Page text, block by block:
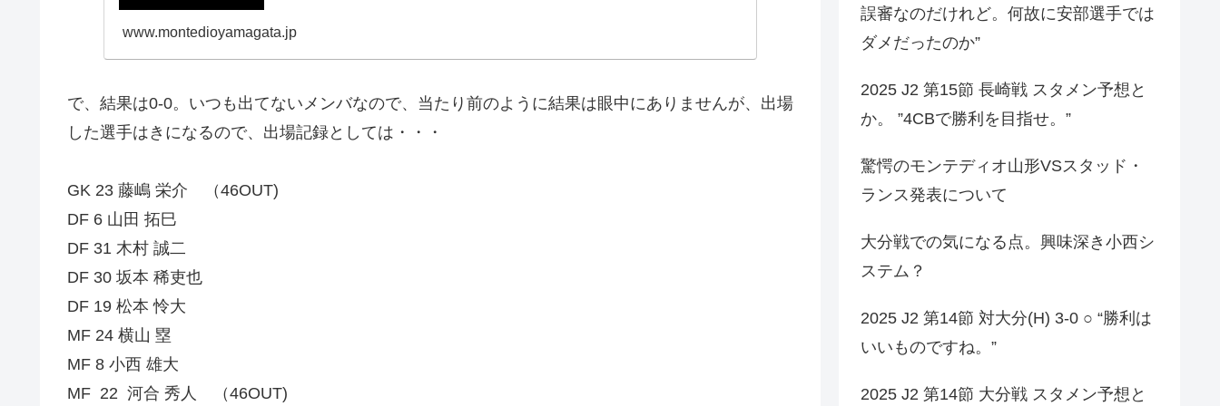
www.montedioyamagata.jp
で、結果は0-0。いつも出てないメンバなので、当たり前のように結果は眼中にありませんが、出場
した選手はきになるので、出場記録としては・・・
GK 23 藤嶋 栄介 （46OUT)
DF 6 山田 拓巳
DF 31 木村 誠二
DF 30 坂本 稀吏也
DF 19 松本 怜大
MF 24 横山 塁
MF 8 小西 雄大
MF 22 河合 秀人 （46OUT)
誤審なのだけれど。何故に安部選手では
ダメだったのか”
2025 J2 第15節 長崎戦 スタメン予想と
か。 ”4CBで勝利を目指せ。”
驚愕のモンテディオ山形VSスタッド・
ランス発表について
大分戦での気になる点。興味深き小西シ
ステム？
2025 J2 第14節 対大分(H) 3-0 ○ “勝利は
いいものですね。”
2025 J2 第14節 大分戦 スタメン予想と